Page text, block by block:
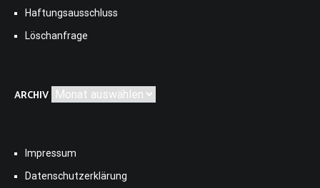
Haftungsausschluss
Löschanfrage
ARCHIV Archiv
Impressum
Datenschutzerklärung